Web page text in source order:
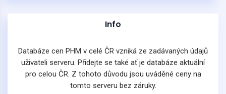
Info
Databáze cen PHM v celé ČR vzniká ze zadávaných údajů
uživateli serveru. Přidejte se také ať je databáze aktuální
pro celou ČR. Z tohoto důvodu jsou uváděné ceny na
tomto serveru bez záruky.